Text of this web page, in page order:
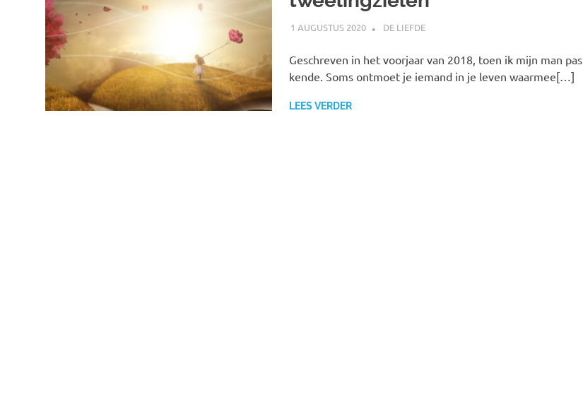
1 AUGUSTUS 2020 MARJOLEIN
DE LIEFDE
Geschreven in het voorjaar van 2018, toen ik mijn man pas
kende. Soms ontmoet je iemand in je leven waarmee[…]
LEES VERDER